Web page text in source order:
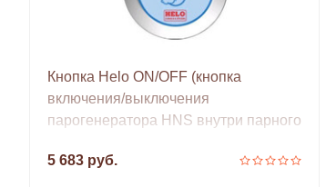
Кнопка Helo ON/OFF (кнопка
включения/выключения
парогенератора HNS внутри парного
5 683 руб.